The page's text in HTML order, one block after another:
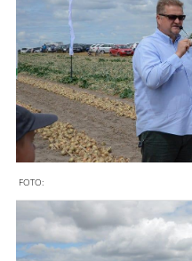
FOTO: